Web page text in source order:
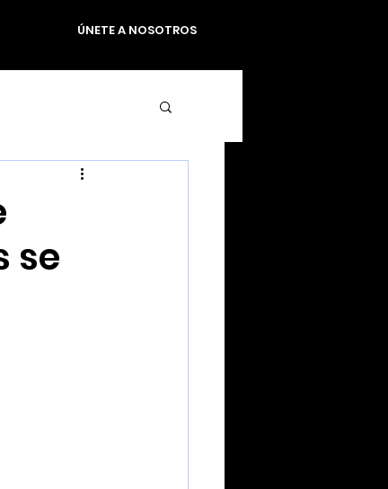
ÚNETE A NOSOTROS
se